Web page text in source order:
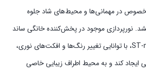
در مهمانی‌ها و محیط‌های شاد جلوه
نورپردازی موجود در پخش‌کننده خانگی ساند
استریم مدل ST-mx1204، با توانایی تغییر رنگ‌ها و افکت‌های نوری،
ایجاد کند و به محیط اطراف زیبایی خاصی